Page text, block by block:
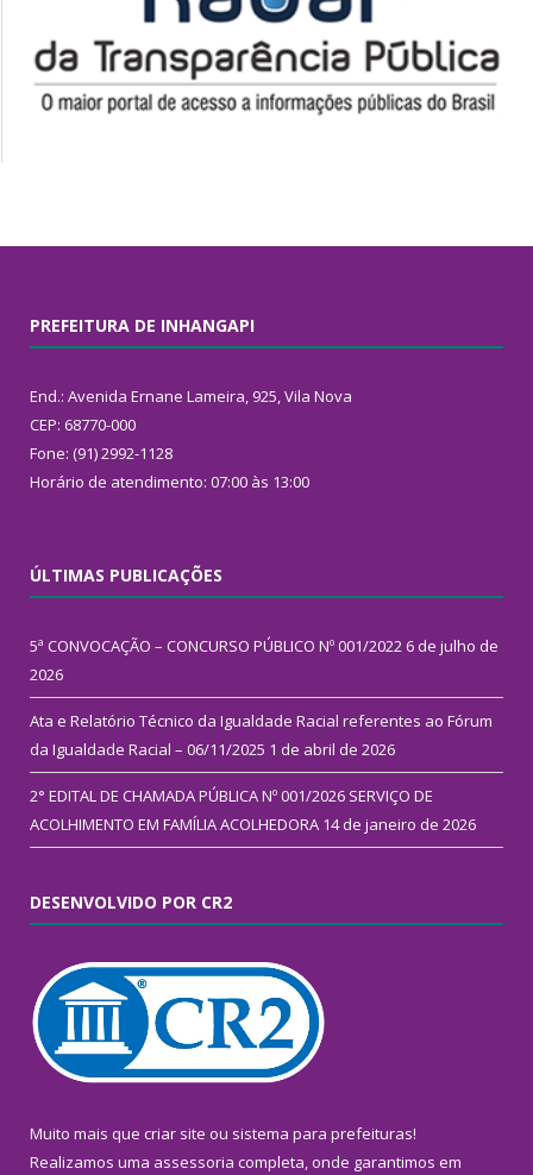
PREFEITURA DE INHANGAPI
End.: Avenida Ernane Lameira, 925, Vila Nova
CEP: 68770-000
Fone: (91) 2992-1128
Horário de atendimento: 07:00 às 13:00
ÚLTIMAS PUBLICAÇÕES
5ª CONVOCAÇÃO – CONCURSO PÚBLICO Nº 001/2022 6 de julho de
2026
Ata e Relatório Técnico da Igualdade Racial referentes ao Fórum
da Igualdade Racial – 06/11/2025 1 de abril de 2026
2° EDITAL DE CHAMADA PÚBLICA Nº 001/2026 SERVIÇO DE
ACOLHIMENTO EM FAMÍLIA ACOLHEDORA 14 de janeiro de 2026
DESENVOLVIDO POR CR2
Muito mais que criar site ou sistema para prefeituras!
Realizamos uma assessoria completa, onde garantimos em